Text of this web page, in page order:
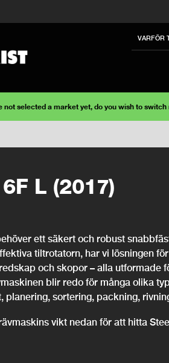
VARFÖR
not selected a market yet, do you wish to
L (2017)
ett säkert och robust
tiltrotatorn, har vi lösningen
och skopor – alla utformade
blir redo för många olika
planering, sortering, packning,
vikt nedan för att hitta